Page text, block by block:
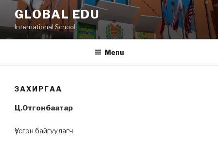
content
GLOBAL EDU
International School
Menu
ЗАХИРГАА
Ц.Отгонбаатар
Үүсгэн байгуулагч